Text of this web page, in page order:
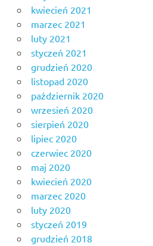
kwiecień 2021
marzec 2021
luty 2021
styczeń 2021
grudzień 2020
listopad 2020
październik 2020
wrzesień 2020
sierpień 2020
lipiec 2020
czerwiec 2020
maj 2020
kwiecień 2020
marzec 2020
luty 2020
styczeń 2019
grudzień 2018